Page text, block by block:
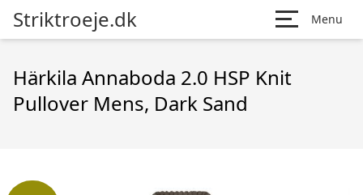
Striktroeje.dk Menu
Härkila Annaboda 2.0 HSP Knit
Pullover Mens, Dark Sand